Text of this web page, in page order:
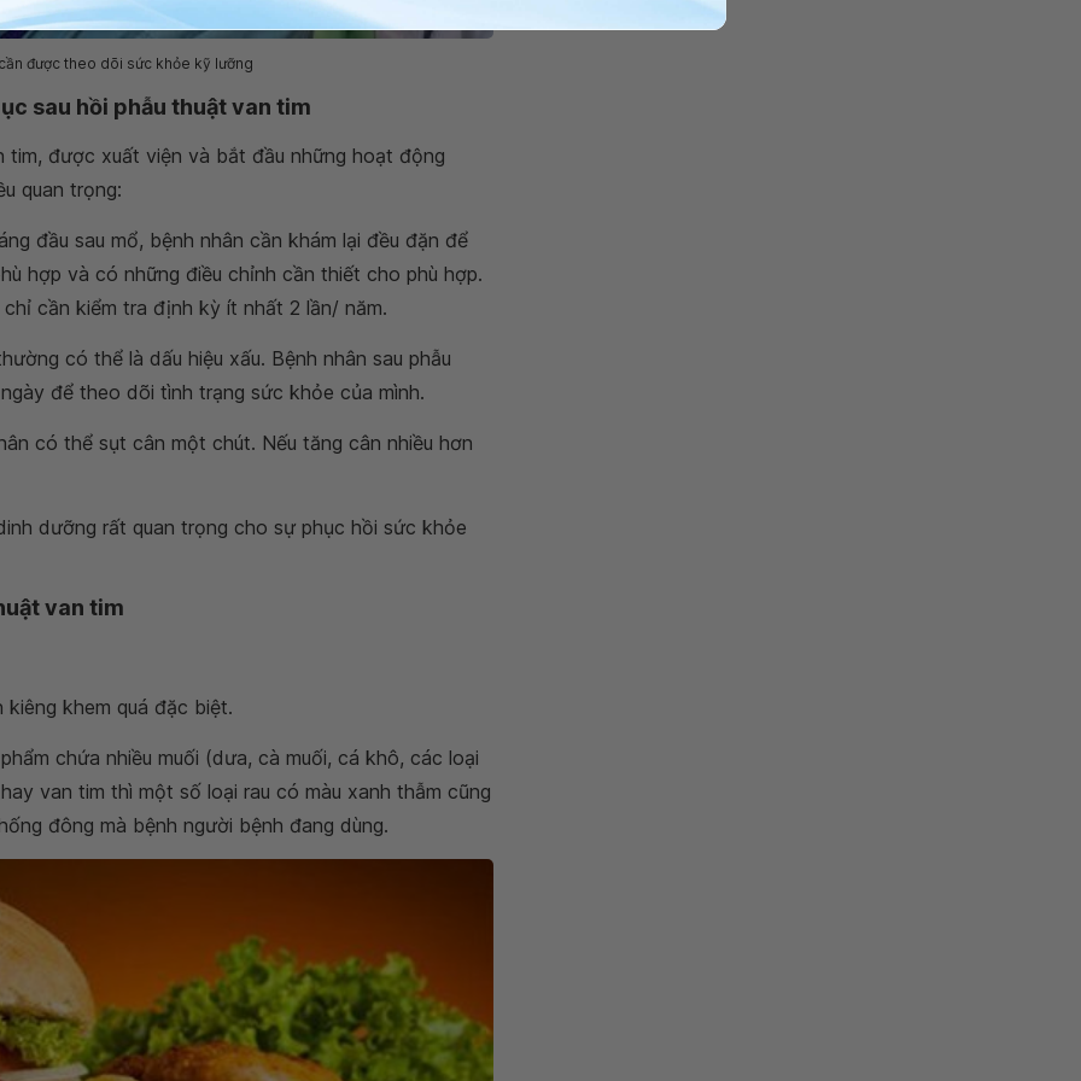
được theo dõi sức khỏe kỹ lưỡng
sau hồi phẫu thuật van tim
tim, được xuất viện và bắt đầu những hoạt động
quan trọng:
đầu sau mổ, bệnh nhân cần khám lại đều đặn để
hợp và có những điều chỉnh cần thiết cho phù hợp.
cần kiểm tra định kỳ ít nhất 2 lần/ năm.
có thể là dấu hiệu xấu. Bệnh nhân sau phẫu
để theo dõi tình trạng sức khỏe của mình.
có thể sụt cân một chút. Nếu tăng cân nhiều hơn
dưỡng rất quan trọng cho sự phục hồi sức khỏe
van tim
khem quá đặc biệt.
chứa nhiều muối (dưa, cà muối, cá khô, các loại
van tim thì một số loại rau có màu xanh thẫm cũng
đông mà bệnh người bệnh đang dùng.